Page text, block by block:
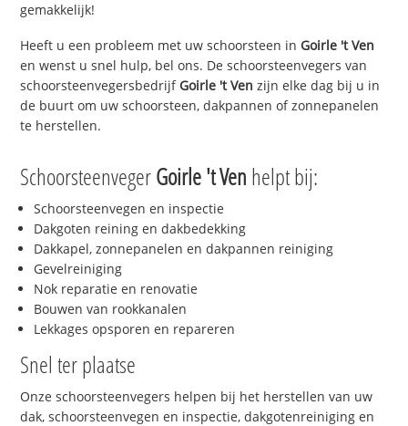
gemakkelijk!
Heeft u een probleem met uw schoorsteen in Goirle 't Ven
en wenst u snel hulp, bel ons. De schoorsteenvegers van
schoorsteenvegersbedrijf Goirle 't Ven zijn elke dag bij u in
de buurt om uw schoorsteen, dakpannen of zonnepanelen
te herstellen.
SchoorsteenvegerGoirle 't Ven helpt bij:
Schoorsteenvegen en inspectie
Dakgoten reining en dakbedekking
Dakkapel, zonnepanelen en dakpannen reiniging
Gevelreiniging
Nok reparatie en renovatie
Bouwen van rookkanalen
Lekkages opsporen en repareren
Snel ter plaatse
Onze schoorsteenvegers helpen bij het herstellen van uw
dak, schoorsteenvegen en inspectie, dakgotenreiniging en